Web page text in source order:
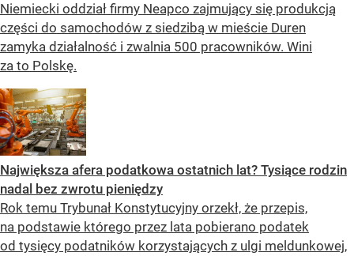
Niemiecki oddział firmy Neapco zajmujący się produkcją
części do samochodów z siedzibą w mieście Duren
zamyka działalność i zwalnia 500 pracowników. Wini
za to Polskę.
Największa afera podatkowa ostatnich lat? Tysiące rodzin
nadal bez zwrotu pieniędzy
Rok temu Trybunał Konstytucyjny orzekł, że przepis,
na podstawie którego przez lata pobierano podatek
od tysięcy podatników korzystających z ulgi meldunkowej,